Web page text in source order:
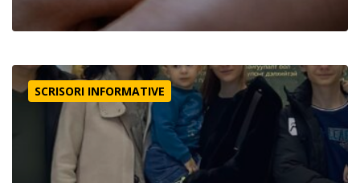
Mai înainte ca să-I cereți
SCRISORI INFORMATIVE